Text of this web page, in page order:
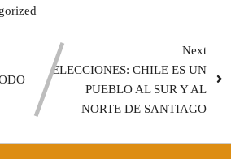
Next
ELECCIONES: CHILE ES UN
PUEBLO AL SUR Y AL
NORTE DE SANTIAGO